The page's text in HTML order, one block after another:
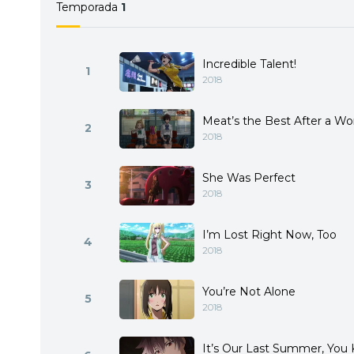
Temporada 1
1 Incredible Talent!
2018
2 Meat’s the Best After a
2018
3 She Was Perfect
2018
4 I’m Lost Right Now, Too
2018
5 You’re Not Alone
2018
It’s Our Last Summer, You